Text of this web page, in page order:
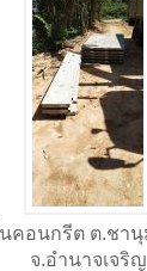
คอนกรีต ต.ชา
จ.อำนาจเจริญ